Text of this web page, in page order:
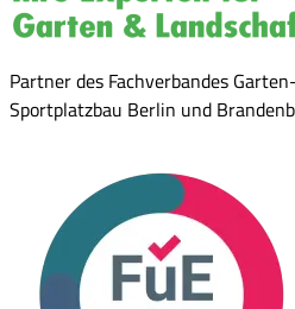
Partner des Fachverbandes
Sportplatzbau Berlin und